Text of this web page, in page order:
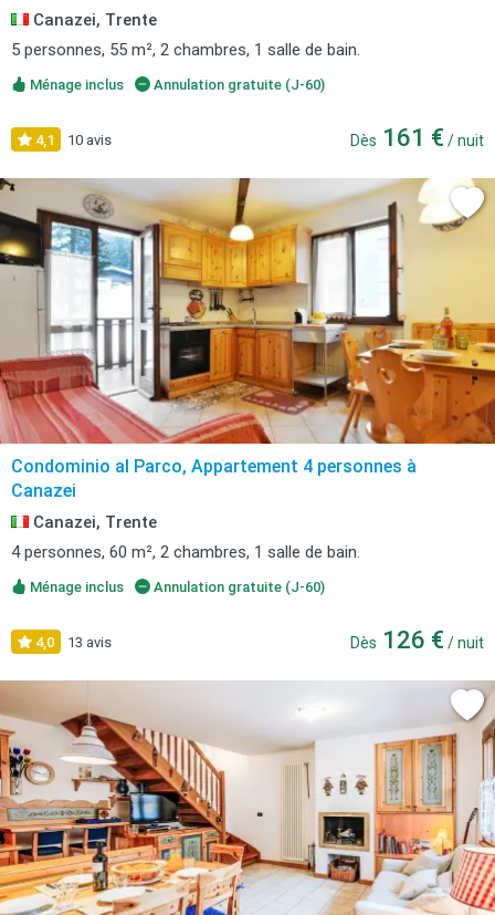
Canazei, Trente
5 personnes, 55 m², 2 chambres, 1 salle de bain.
Ménage inclus Annulation gratuite (J-60)
4,1 10 avis Dès 161 € / nuit
Condominio al Parco, Appartement 4 personnes à
Canazei
Canazei, Trente
4 personnes, 60 m², 2 chambres, 1 salle de bain.
Ménage inclus Annulation gratuite (J-60)
4,0 13 avis Dès 126 € / nuit